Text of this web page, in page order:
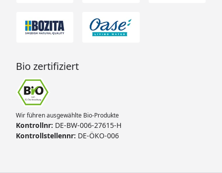
Bio zertifiziert
Wir führen ausgewählte Bio-Produkte
Kontrollnr: DE-BW-006-27615-H
Kontrollstellennr: DE-ÖKO-006